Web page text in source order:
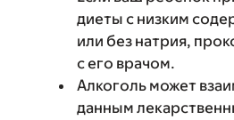
диеты с низким
или без натрия,
с его врачом.
Алкоголь может
данным